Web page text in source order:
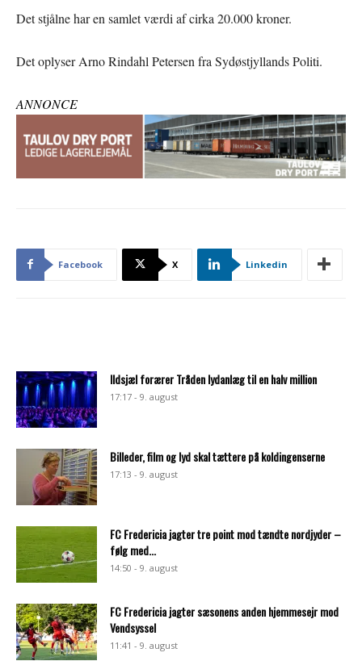
Det stjålne har en samlet værdi af cirka 20.000 kroner.
Det oplyser Arno Rindahl Petersen fra Sydøstjyllands Politi.
ANNONCE
Facebook X Linkedin
Ildsjæl forærer Tråden lydanlæg til en halv million
17:17 - 9. august
Billeder, film og lyd skal tættere på koldingenserne
17:13 - 9. august
FC Fredericia jagter tre point mod tændte nordjyder –
følg med...
14:50 - 9. august
FC Fredericia jagter sæsonens anden hjemmesejr mod
Vendsyssel
11:41 - 9. august